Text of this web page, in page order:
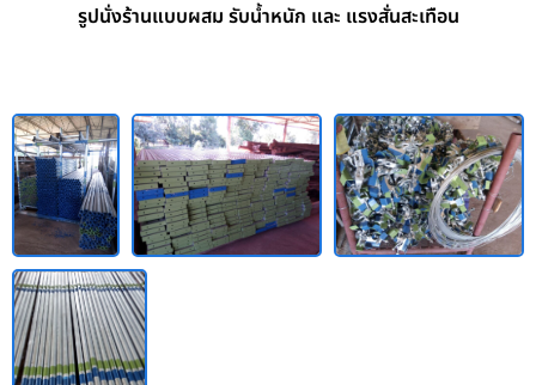
รูปนั่งร้านแบบผสม รับน้ำหนัก และ แรงสั่นสะเทือน